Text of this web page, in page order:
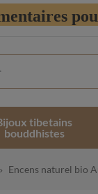
tibetains
bouddhistes
Encens naturel bio